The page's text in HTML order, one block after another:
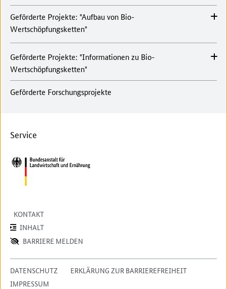
Geförderte Projekte: "Aufbau von Bio-
Wertschöpfungsketten"
Geförderte Projekte: "Informationen zu Bio-
Wertschöpfungsketten"
Geförderte Forschungsprojekte
Service
KONTAKT
INHALT
BARRIERE MELDEN
DATENSCHUTZ
ERKLÄRUNG ZUR BARRIEREFREIHEIT
IMPRESSUM